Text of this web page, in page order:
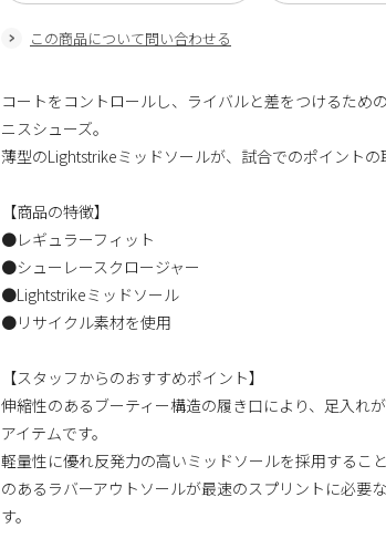
この商品について問い合わせる
コートをコントロールし、ライバルと差をつけるため
ニスシューズ。
薄型のLightstrikeミッドソールが、試合でのポイントの
【商品の特徴】
●レギュラーフィット
●シューレースクロージャー
●Lightstrikeミッドソール
●リサイクル素材を使用
【スタッフからのおすすめポイント】
伸縮性のあるブーティー構造の履き口により、足入れ
アイテムです。
軽量性に優れ反発力の高いミッドソールを採用するこ
のあるラバーアウトソールが最速のスプリントに必要
す。